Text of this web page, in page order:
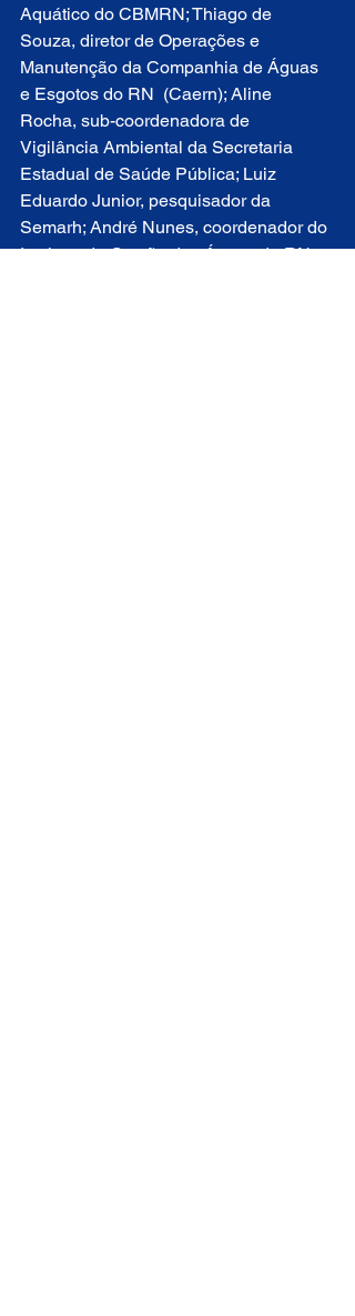
Aquático do CBMRN; Thiago de
Souza, diretor de Operações e
Manutenção da Companhia de Águas
e Esgotos do RN  (Caern); Aline
Rocha, sub-coordenadora de
Vigilância Ambiental da Secretaria
Estadual de Saúde Pública; Luiz
Eduardo Junior, pesquisador da
Semarh; André Nunes, coordenador do
Instituto de Gestão das Águas do RN;